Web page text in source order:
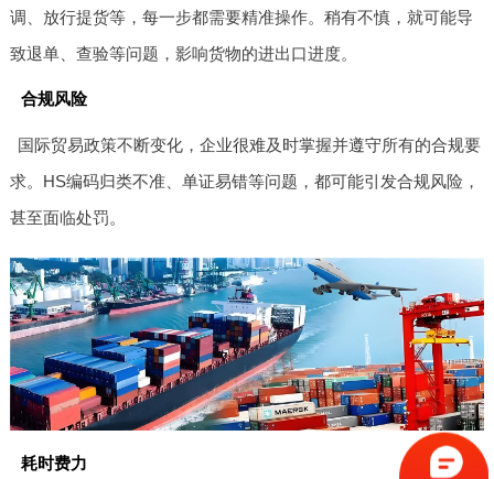
调、放行提货等，每一步都需要精准操作。稍有不慎，就可能导
致退单、查验等问题，影响货物的进出口进度。
合规风险
国际贸易政策不断变化，企业很难及时掌握并遵守所有的合规要
求。HS编码归类不准、单证易错等问题，都可能引发合规风险，
甚至面临处罚。
耗时费力